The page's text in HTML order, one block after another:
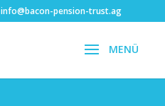
info@bacon-pension-trust.ag